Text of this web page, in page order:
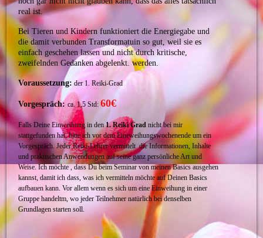
real ist.
Bei Tieren und Kindern funktioniert die Energiegabe und
die damit verbunden Transformatuin so gut, weil sie es
einfach geschehen lassen und nicht durch kritische,
zweifelnden Gedanken abgelenkt. werden.
Voraussetzung: der 1. Reiki-Grad
Vorgespräch: ca. 1,5 Std:60€
Falls Deine Einweihung in den1. Reiki Grad nicht bei mir
stattgefunden hat, bitte ich vor dem Eineweihungswochenende um ein
Vorgespräch. Jeder Reiki-Lehrer vermittelt die Informationen, Inhalte
und praktischen Anwendungen auf seine ganz persönliche Art und
Weise. Ich möchte , dass Du beim Seminar von meinen Basics ausgehen
kannst, damit ich dass, was ich vermitteln möchte auf Deinen Basics
aufbauen kann. Vor allem wenn es sich um eine Einweihung in einer
Gruppe handeltm, wo jeder Teilnehmer natürlich bei denselben
Grundlagen starten soll.